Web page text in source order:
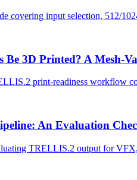
covering input selection, 512/
3D Printed? A Mesh-
print-readiness workflow
An Evaluation
TRELLIS.2 output for